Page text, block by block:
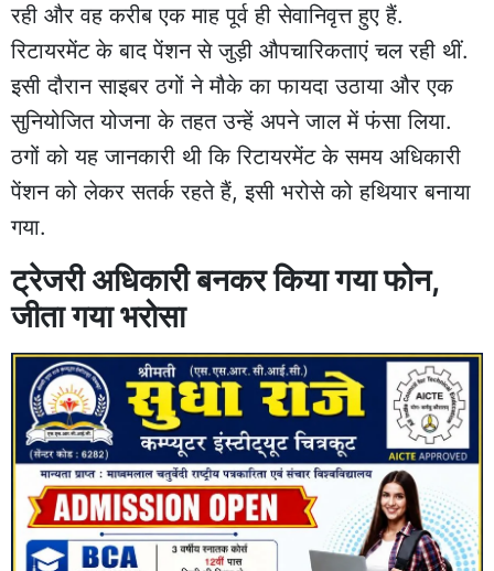
रही और वह करीब एक माह पूर्व ही सेवानिवृत्त हुए हैं.
रिटायरमेंट के बाद पेंशन से जुड़ी औपचारिकताएं चल रही थीं.
इसी दौरान साइबर ठगों ने मौके का फायदा उठाया और एक
सुनियोजित योजना के तहत उन्हें अपने जाल में फंसा लिया.
ठगों को यह जानकारी थी कि रिटायरमेंट के समय अधिकारी
पेंशन को लेकर सतर्क रहते हैं, इसी भरोसे को हथियार बनाया
गया.
ट्रेजरी अधिकारी बनकर किया गया फोन,
जीता गया भरोसा